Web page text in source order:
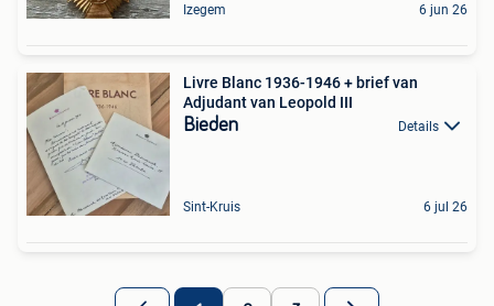
Izegem 6 jun 26
Livre Blanc 1936-1946 + brief van
Adjudant van Leopold III
Bieden Details
Sint-Kruis 6 jul 26